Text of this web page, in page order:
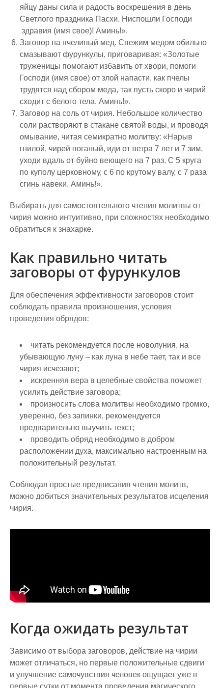
яйцу даны сила и радость воскрешения в день
Светлого праздника Пасхи. Ниспошли Господи
здравия (имя свое)! Аминь!».
Заговор на пчелиный мед. Свежим медом обильно
смазывают фурункулы, приговаривая: «Золотые
труженицы помогают избавить от хвори, помоги
Господи (имя свое) от злой напасти, как пчелы
трудятся над сбором меда, так пусть скоро и чирий
сходит с белого тела. Аминь!».
Заговор на соль от чирия. Небольшое количество
соли растворяют в стакане святой воды, и проводя
омывание, читая семикратно молитву: «Нарыв
гнилой, чирей поганый, иди от ветра 7 лет и 7 зим,
уходи вдаль от буйно веющего на 7 раз. С 5 круга
по куполу церковному, с 6 по крутому валу, с 7 раза
сгинь навеки. Аминь!».
Выбирать для самостоятельного чтения молитвы от
чирия можно интуитивно, при сложностях необходимо
обратиться к знахарке.
Как правильно читать
заговоры от фурункулов
Для обеспечения эффективности заговоров стоит
соблюдать правила произношения, условия
проведения обрядов:
читать рекомендуется после новолуния, на
убывающую луну – как луна в небе тает, так и все
чирия исчезают;
искренняя вера в целебные свойства поможет
усилить действие заговора;
произносить слова молитвы необходимо громко,
уверенно, без запинки, рекомендуется
предварительно выучить текст;
проводить обряд необходимо в добром
расположении духа, максимально настроенным на
положительный результат.
Соблюдая простые предписания чтения молитв,
можно добиться значительных результатов исцеления
чирия.
Когда ожидать результат
Зависимо от выбора заговоров, действие на чирии
может отличаться, но первые положительные сдвиги
и улучшение самочувствия человек ощущает уже в
первые сутки от момента проведения магического